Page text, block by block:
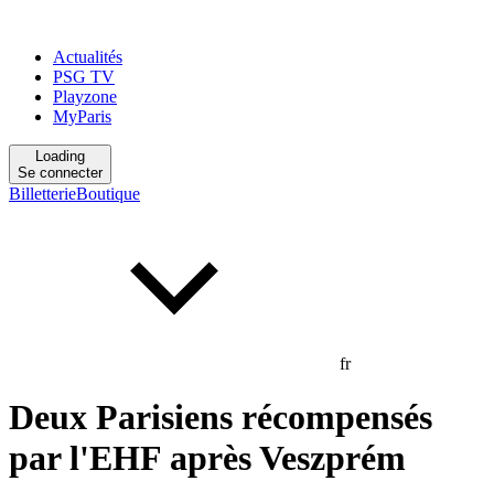
Actualités
PSG TV
Playzone
MyParis
Loading
Se connecter
BilletterieBoutique
fr
Deux Parisiens récompensés
par l'EHF après Veszprém